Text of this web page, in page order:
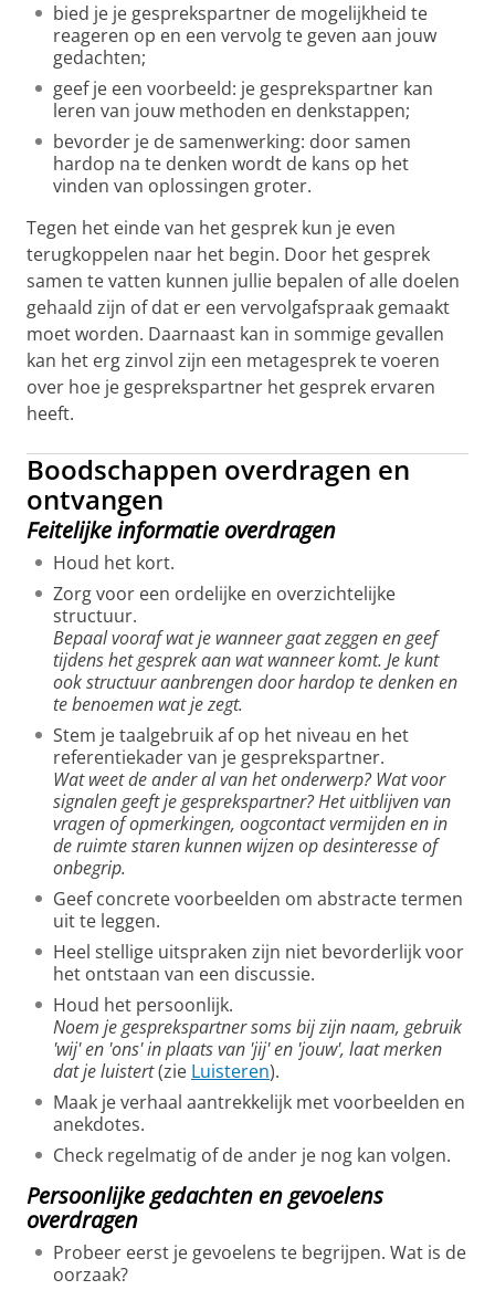
bied je je gesprekspartner de mogelijkheid te
reageren op en een vervolg te geven aan jouw
gedachten;
geef je een voorbeeld: je gesprekspartner kan
leren van jouw methoden en denkstappen;
bevorder je de samenwerking: door samen
hardop na te denken wordt de kans op het
vinden van oplossingen groter.
Tegen het einde van het gesprek kun je even
terugkoppelen naar het begin. Door het gesprek
samen te vatten kunnen jullie bepalen of alle doelen
gehaald zijn of dat er een vervolgafspraak gemaakt
moet worden. Daarnaast kan in sommige gevallen
kan het erg zinvol zijn een metagesprek te voeren
over hoe je gesprekspartner het gesprek ervaren
heeft.
Boodschappen overdragen en
ontvangen
Feitelijke informatie overdragen
Houd het kort.
Zorg voor een ordelijke en overzichtelijke
structuur.
Bepaal vooraf wat je wanneer gaat zeggen en geef
tijdens het gesprek aan wat wanneer komt. Je kunt
ook structuur aanbrengen door hardop te denken en
te benoemen wat je zegt.
Stem je taalgebruik af op het niveau en het
referentiekader van je gesprekspartner.
Wat weet de ander al van het onderwerp? Wat voor
signalen geeft je gesprekspartner? Het uitblijven van
vragen of opmerkingen, oogcontact vermijden en in
de ruimte staren kunnen wijzen op desinteresse of
onbegrip.
Geef concrete voorbeelden om abstracte termen
uit te leggen.
Heel stellige uitspraken zijn niet bevorderlijk voor
het ontstaan van een discussie.
Houd het persoonlijk.
Noem je gesprekspartner soms bij zijn naam, gebruik
'wij' en 'ons' in plaats van 'jij' en 'jouw', laat merken
dat je luistert(zie Luisteren).
Maak je verhaal aantrekkelijk met voorbeelden en
anekdotes.
Check regelmatig of de ander je nog kan volgen.
Persoonlijke gedachten en gevoelens
overdragen
Probeer eerst je gevoelens te begrijpen. Wat is de
oorzaak?